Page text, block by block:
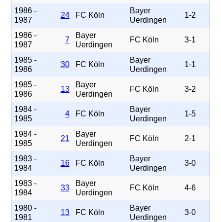
1986 -
1987
24 FC Köln
Bayer
Uerdingen
1-2
1986 -
1987
7
Bayer
Uerdingen
FC Köln 3-1
1985 -
1986
30 FC Köln
Bayer
Uerdingen
1-1
1985 -
1986
13
Bayer
Uerdingen
FC Köln 3-2
1984 -
1985
4 FC Köln
Bayer
Uerdingen
1-5
1984 -
1985
21
Bayer
Uerdingen
FC Köln 2-1
1983 -
1984
16 FC Köln
Bayer
Uerdingen
3-0
1983 -
1984
33
Bayer
Uerdingen
FC Köln 4-6
1980 -
1981
13 FC Köln
Bayer
Uerdingen
3-0